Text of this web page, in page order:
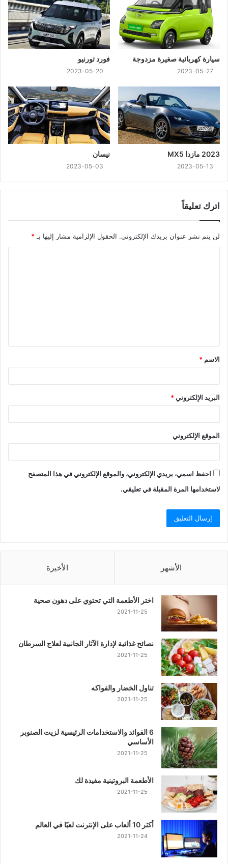
سيارة كهربائية صغيرة مزدوجة
2023-05-27
فورد تورنيو
2023-05-20
2023 مازدا MX5
2023-05-13
نيسان
2023-05-03
اترك تعليقاً
لن يتم نشر عنوان بريدك الإلكتروني. الحقول الإلزامية مشار إليها بـ *
الاسم *
البريد الإلكتروني*
الموقع الإلكتروني
احفظ اسمي، بريدي الإلكتروني، والموقع الإلكتروني في هذا المتصفح
لاستخدامها المرة المقبلة في تعليقي.
الأشهر الأخيرة
اختر الأطعمة التي تحتوي على دهون صحية
2021-11-25
نصائح غذائية لإدارة الآثار الجانبية لعلاج السرطان
2021-11-25
تناول الخضار والفواكه
2021-11-25
6 الفوائد والاستخدامات الرئيسية لزيت الصنوبر
الأساسي
2021-11-25
الأطعمة البروتينية مفيدة لك
2021-11-25
أكثر 10 ألعاب على الإنترنت لعبًا في العالم
2021-11-24